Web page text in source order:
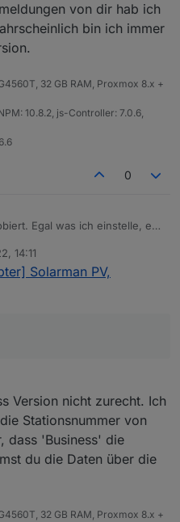
von dir hab ich
bin ich immer
32 GB RAM, Proxmox 8.x +
10.8.2, js-Controller: 7.0.6,
0
Egal was ich einstelle, es
macht, ich habe die Business
verwendet.
14:11
Solarman PV,
Version nicht zurecht. Ich
Stationsnummer von
dass 'Business' die
du die Daten über die
32 GB RAM, Proxmox 8.x +